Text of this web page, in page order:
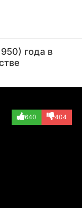
Dance...)года в
640 404